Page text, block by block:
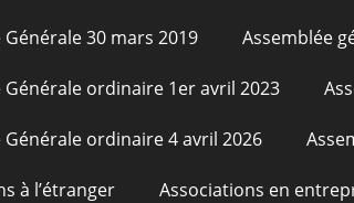
30 mars 2019 Assemblée
Générale ordinaire 1er avril 2023
Générale ordinaire 4 avril 2026
à l’étranger Associations en